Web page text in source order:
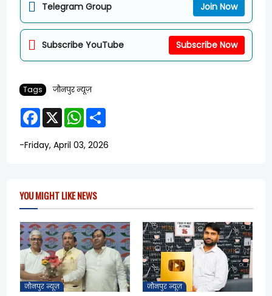
Telegram Group Join Now
Subscribe YouTube Subscribe Now
Tags जौनपुर न्यूज़
F
e
b
X
W
s
r
e
-Friday, April 03, 2026
YOU MIGHT LIKE NEWS
जौनपुर न्यूज़ जौनपुर न्यूज़